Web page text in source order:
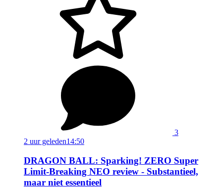
3
2 uur geleden14:50
DRAGON BALL: Sparking! ZERO Super
Limit-Breaking NEO review - Substantieel,
maar niet essentieel